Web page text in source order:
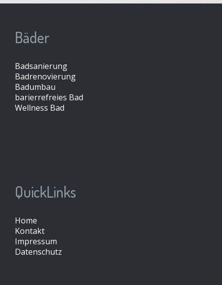
Bäder
Badsanierung
Badrenovierung
Badumbau
barierrefreies Bad
Wellness Bad
QuickLinks
Home
Kontakt
Impressum
Datenschutz